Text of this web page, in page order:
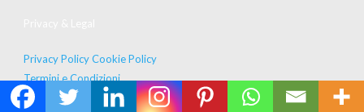
Privacy PolicyCookie Policy
Termini e Condizioni